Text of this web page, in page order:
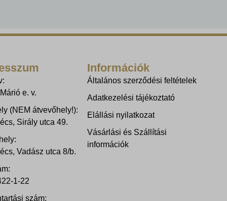
e. v.
(NEM átvevőhely!):
Sirály utca 49.
Vadász utca 8/b.
1-22
szám:
Információk
Általános szerződési feltételek
Adatkezelési tájékoztató
Elállási nyilatkozat
Vásárlási és Szállítási
információk